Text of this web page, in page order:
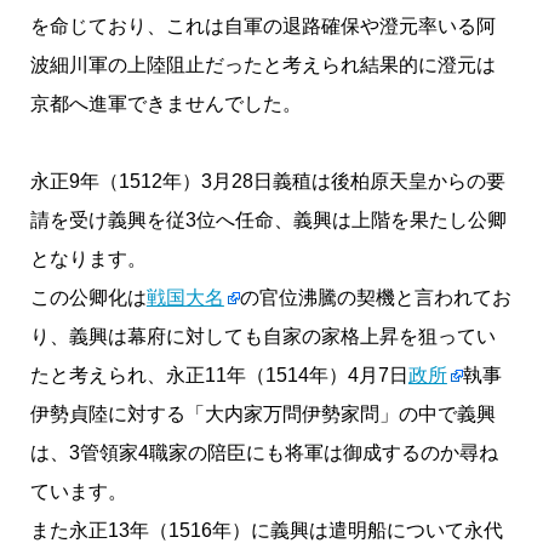
を命じており、これは自軍の退路確保や澄元率いる阿
波細川軍の上陸阻止だったと考えられ結果的に澄元は
京都へ進軍できませんでした。
永正9年（1512年）3月28日義稙は後柏原天皇からの要
請を受け義興を従3位へ任命、義興は上階を果たし公卿
となります。
この公卿化は戦国大名
の官位沸騰の契機と言われてお
り、義興は幕府に対しても自家の家格上昇を狙ってい
たと考えられ、永正11年（1514年）4月7日 政所
執事
伊勢貞陸に対する「大内家万問伊勢家問」の中で義興
は、3管領家4職家の陪臣にも将軍は御成するのか尋ね
ています。
また永正13年（1516年）に義興は遣明船について永代